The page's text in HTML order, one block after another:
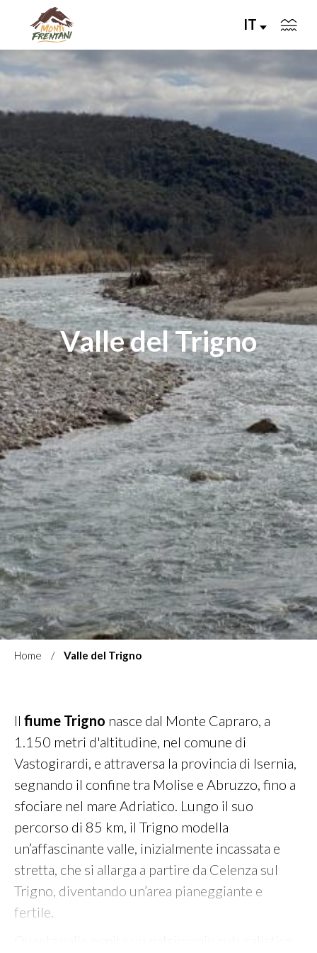
IT
VIVI I MONTI FRENTANI
IL TERRITORIO
LE VALLI
Servizi
Eventi
IT
Valle del Trigno
Home Valle del Trigno
Il fiume Trigno nasce dal Monte Capraro, a
1.150 metri d'altitudine, nel comune di
Vastogirardi, e attraversa la provincia di Isernia,
segnando il confine tra Molise e Abruzzo, fino a
sfociare nel mare Adriatico. Lungo il suo
percorso di 85 km, il Trigno modella
un’affascinante valle, inizialmente incassata e
stretta, che si allarga a partire da Celenza sul
Trigno, diventando un’area pianeggiante e
fertile.